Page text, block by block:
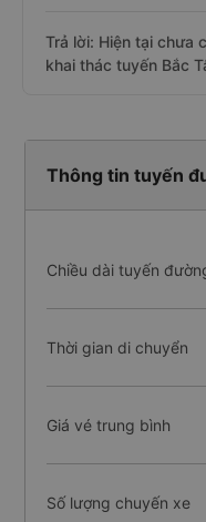
Trả lời: Hiện tại chưa
khai thác tuyến Bắc
Thông tin tuyến
Chiều dài tuyến
Thời gian di chuyển
Giá vé trung bình
Số lượng chuyến xe